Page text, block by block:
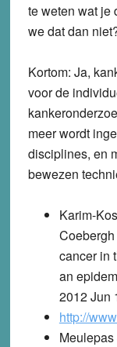
te weten wat je
we dat dan
Kortom: Ja,
voor de
meer wordt
disciplines, en
bewezen
Karim-
cancer in
an
2012 Jun
http://